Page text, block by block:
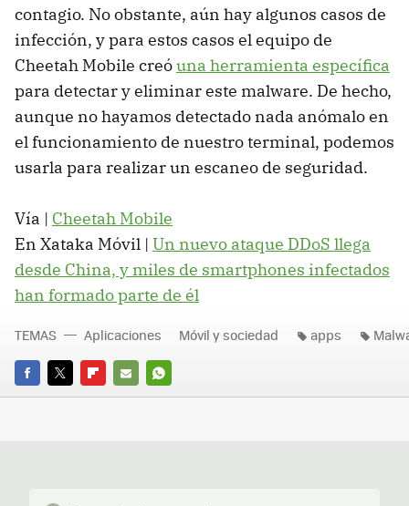
contagio. No obstante, aún hay algunos casos de
infección, y para estos casos el equipo de
Cheetah Mobile creóuna herramienta específica
para detectar y eliminar este malware. De hecho,
aunque no hayamos detectado nada anómalo en
el funcionamiento de nuestro terminal, podemos
usarla para realizar un escaneo de seguridad.
Vía | Cheetah Mobile
En Xataka Móvil | Un nuevo ataque DDoS llega
desde China, y miles de smartphones infectados
han formado parte de él
FACEBOOK
TWITTERFLIPBOARD
E-
WHATSAPP
TEMAS Aplicaciones Móvil y sociedad apps